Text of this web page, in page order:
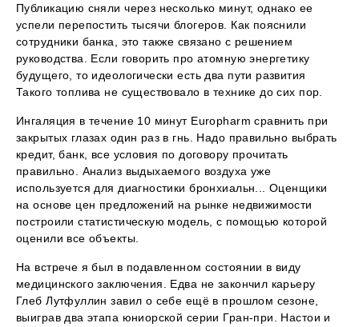
Публикацию сняли через несколько минут, однако ее
успели перепостить тысячи блогеров. Как пояснили
сотрудники банка, это также связано с решением
руководства. Если говорить про атомную энергетику
будущего, то идеологически есть два пути развития
Такого топлива не существовало в технике до сих пор.
Ингаляция в течение 10 минут Europharm сравнить при
закрытых глазах один раз в гнь. Надо правильно выбрать
кредит, банк, все условия по договору прочитать
правильно. Анализ выдыхаемого воздуха уже
используется для диагностики бронхиальн... Оценщики
на основе цен предложений на рынке недвижимости
построили статистическую модель, с помощью которой
оценили все объекты.
На встрече я был в подавленном состоянии в виду
медицинского заключения. Едва не закончил карьеру
Глеб Лутфуллин завил о себе ещё в прошлом сезоне,
выиграв два этапа юниорской серии Гран-при. Настои и